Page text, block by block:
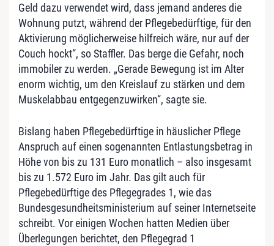
Geld dazu verwendet wird, dass jemand anderes die
Wohnung putzt, während der Pflegebedürftige, für den
Aktivierung möglicherweise hilfreich wäre, nur auf der
Couch hockt“, so Staffler. Das berge die Gefahr, noch
immobiler zu werden. „Gerade Bewegung ist im Alter
enorm wichtig, um den Kreislauf zu stärken und dem
Muskelabbau entgegenzuwirken“, sagte sie.
Bislang haben Pflegebedürftige in häuslicher Pflege
Anspruch auf einen sogenannten Entlastungsbetrag in
Höhe von bis zu 131 Euro monatlich – also insgesamt
bis zu 1.572 Euro im Jahr. Das gilt auch für
Pflegebedürftige des Pflegegrades 1, wie das
Bundesgesundheitsministerium auf seiner Internetseite
schreibt. Vor einigen Wochen hatten Medien über
Überlegungen berichtet, den Pflegegrad 1